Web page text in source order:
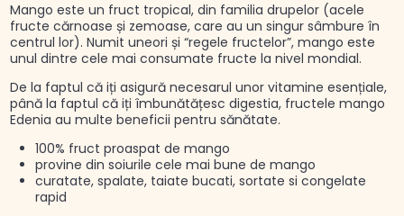
Mango este un fruct tropical, din familia drupelor (acele
fructe cărnoase și zemoase, care au un singur sâmbure în
centrul lor). Numit uneori și “regele fructelor”, mango este
unul dintre cele mai consumate fructe la nivel mondial.
De la faptul că iți asigură necesarul unor vitamine esențiale,
până la faptul că iți îmbunătățesc digestia, fructele mango
Edenia au multe beneficii pentru sănătate.
100% fruct proaspat de mango
provine din soiurile cele mai bune de mango
curatate, spalate, taiate bucati, sortate si congelate
rapid